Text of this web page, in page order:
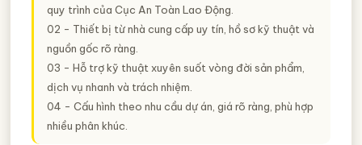
quy trình của Cục An Toàn Lao Động.
02 - Thiết bị từ nhà cung cấp uy tín, hồ sơ kỹ thuật và
nguồn gốc rõ ràng.
03 - Hỗ trợ kỹ thuật xuyên suốt vòng đời sản phẩm,
dịch vụ nhanh và trách nhiệm.
04 - Cấu hình theo nhu cầu dự án, giá rõ ràng, phù hợp
nhiều phân khúc.